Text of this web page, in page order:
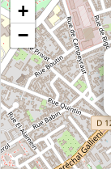
+
−